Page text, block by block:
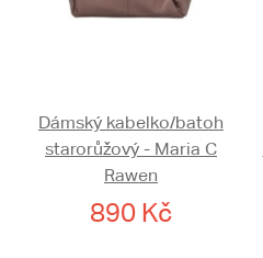
Dámský kabelko/batoh
starorůžový - Maria C
Rawen
890 Kč